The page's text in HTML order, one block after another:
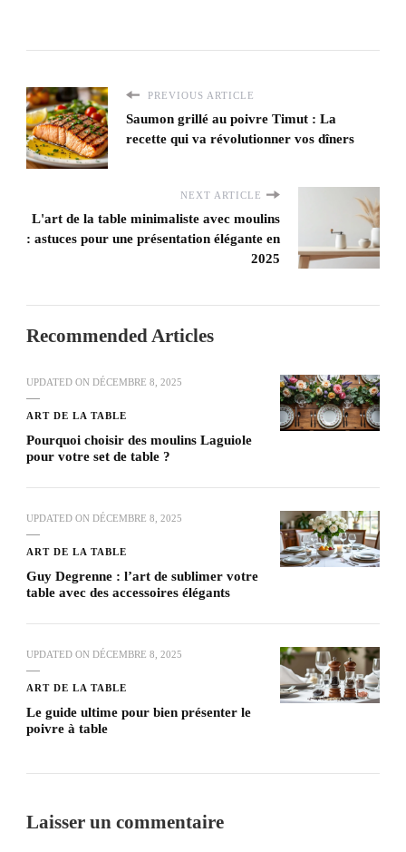
PREVIOUS ARTICLE
Saumon grillé au poivre Timut : La
recette qui va révolutionner vos dîners
NEXT ARTICLE
L'art de la table minimaliste avec moulins
: astuces pour une présentation élégante en
2025
Recommended Articles
UPDATED ON DÉCEMBRE 8, 2025
ART DE LA TABLE
Pourquoi choisir des moulins Laguiole
pour votre set de table ?
UPDATED ON DÉCEMBRE 8, 2025
ART DE LA TABLE
Guy Degrenne : l’art de sublimer votre
table avec des accessoires élégants
UPDATED ON DÉCEMBRE 8, 2025
ART DE LA TABLE
Le guide ultime pour bien présenter le
poivre à table
Laisser un commentaire